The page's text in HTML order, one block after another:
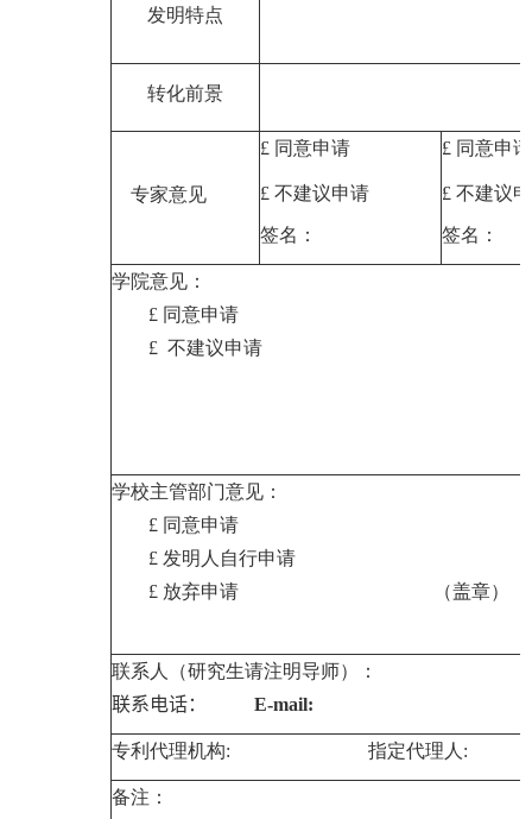
发明特点
转化前景
专家意见
£ 同意申请
£ 不建议申请
签名：
£ 同意申请
£ 不建议
签名：
学院意见：
£ 同意申请
£不建议申请
学校主管部门意见：
£ 同意申请
£ 发明人自行申请
£ 放弃申请 （盖章）
联系人（研究生请注明导师）：
联系电话： E-mail:
专利代理机构: 指定代理人 :
备注：